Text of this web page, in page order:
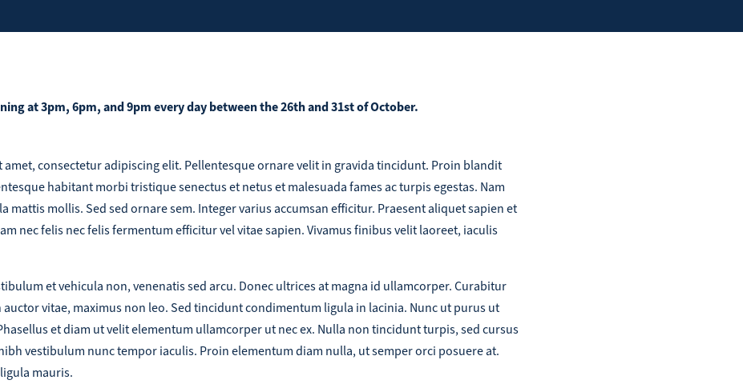
at 3pm, 6pm, and 9pm every day between the 26th and 31st of October.
consectetur adipiscing elit. Pellentesque ornare velit in gravida tincidunt. Proin blandit
habitant morbi tristique senectus et netus et malesuada fames ac turpis egestas. Nam
mattis mollis. Sed sed ornare sem. Integer varius accumsan efficitur. Praesent aliquet sapien et
nec felis nec felis fermentum efficitur vel vitae sapien. Vivamus finibus velit laoreet, iaculis
et vehicula non, venenatis sed arcu. Donec ultrices at magna id ullamcorper. Curabitur
vitae, maximus non leo. Sed tincidunt condimentum ligula in lacinia. Nunc ut purus ut
et diam ut velit elementum ullamcorper ut nec ex. Nulla non tincidunt turpis, sed cursus
vestibulum nunc tempor iaculis. Proin elementum diam nulla, ut semper orci posuere at.
mauris.